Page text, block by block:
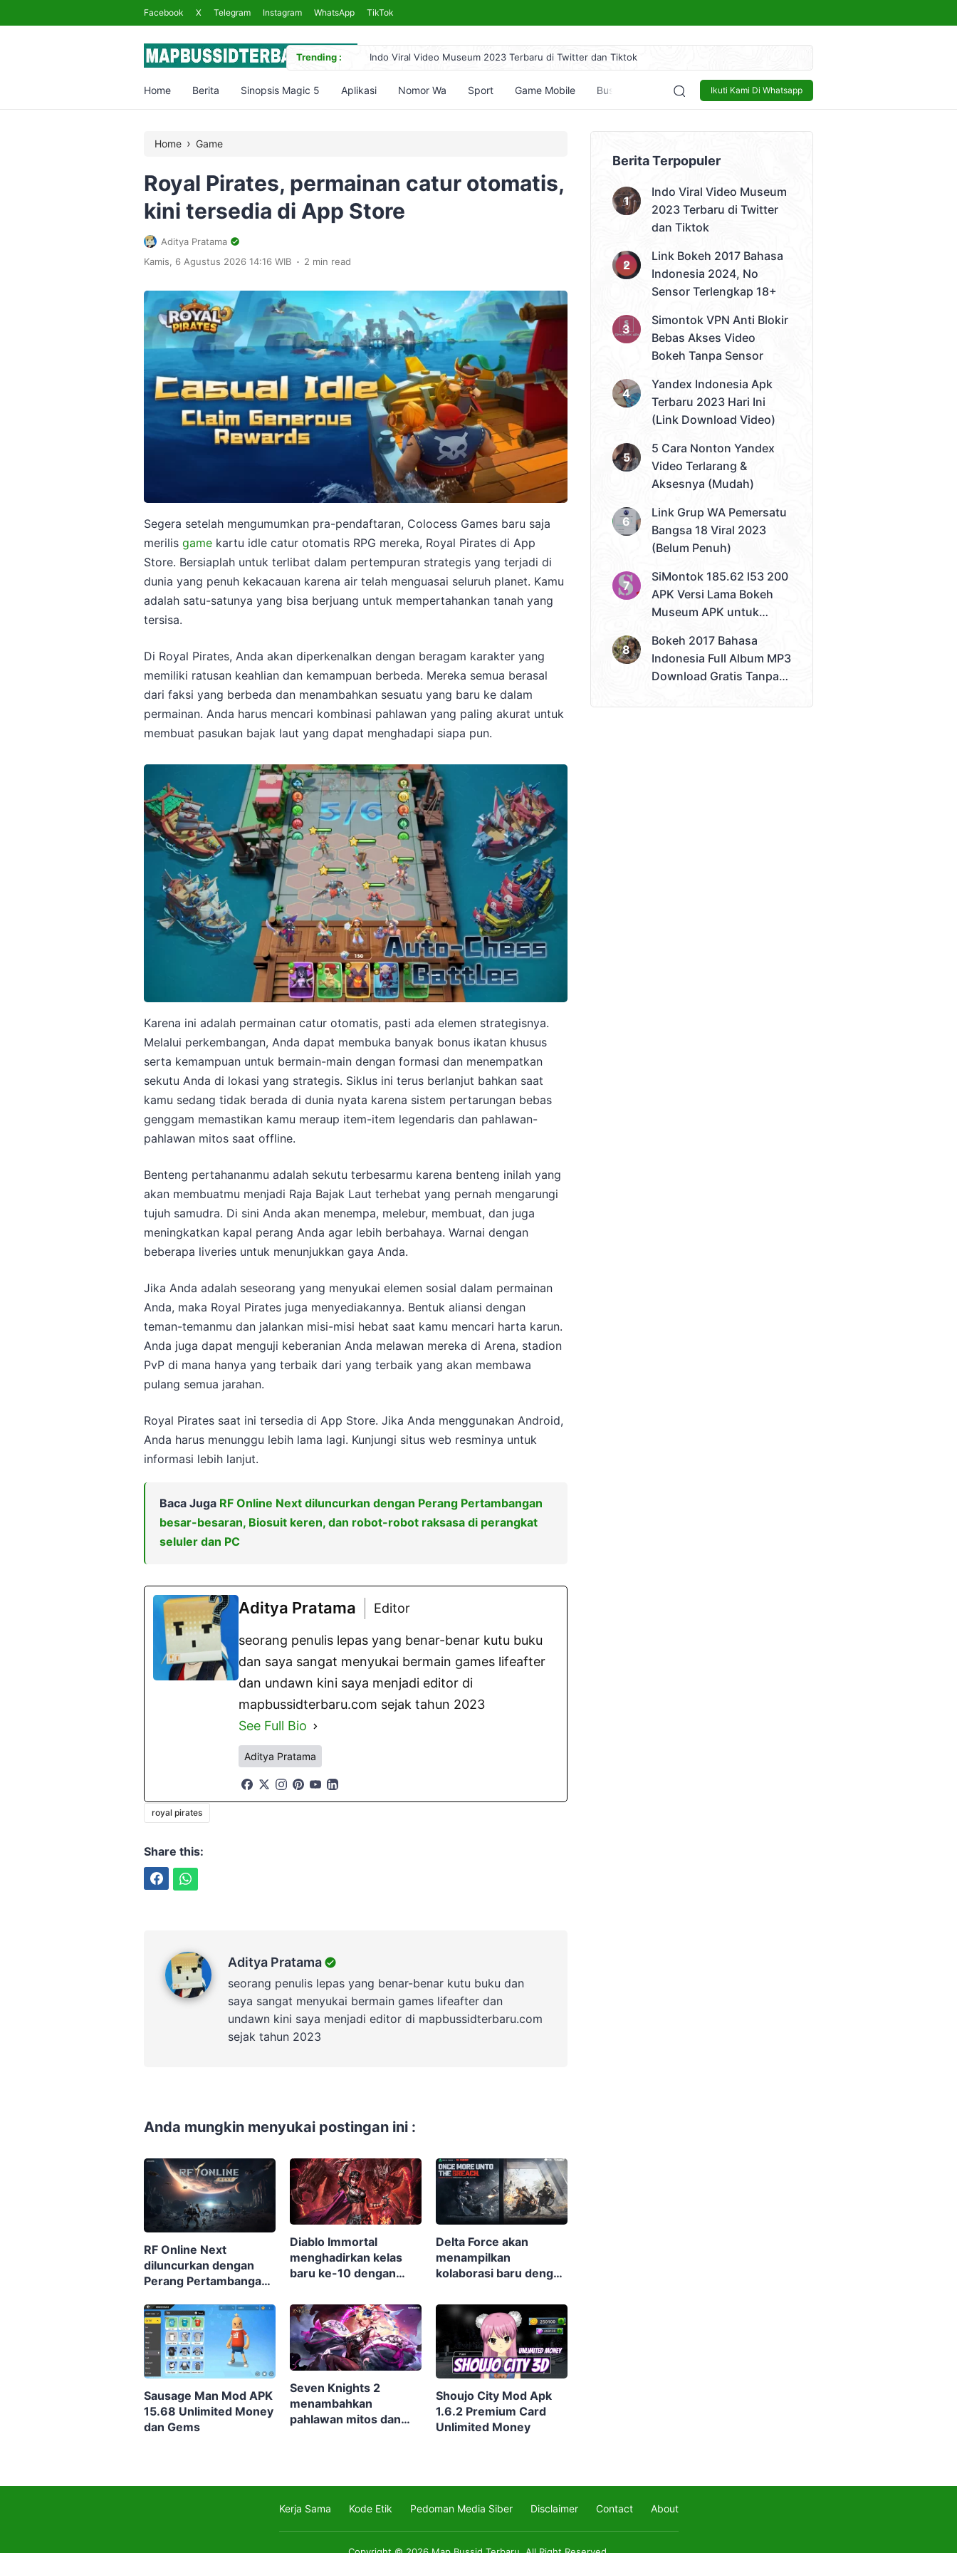
Facebook X Telegram Instagram WhatsApp TikTok
Trending :
Indo Viral Video Museum 2023 Terbaru di Twitter dan Tiktok
Link Bokeh 2017 Bahasa Indonesia 2024, No Sensor Terlengkap 18+
Simontok VPN Anti Blokir Bebas Akses Video Bokeh Tanpa Sensor
Ikuti Kami Di Whatsapp
Home Berita Sinopsis Magic 5 Aplikasi Nomor Wa Sport Game Mobile Bussid Bisnis Lowongan Kerja Tech and Gadget
Home › Game
Royal Pirates, permainan catur otomatis,
kini tersedia di App Store
Aditya Pratama
Kamis, 6 Agustus 2026 14:16 WIB . 2 min read
Segera setelah mengumumkan pra-pendaftaran, Colocess Games baru saja
merilis game kartu idle catur otomatis RPG mereka, Royal Pirates di App
Store. Bersiaplah untuk terlibat dalam pertempuran strategis yang terjadi di
dunia yang penuh kekacauan karena air telah menguasai seluruh planet. Kamu
adalah satu-satunya yang bisa berjuang untuk mempertahankan tanah yang
tersisa.
Di Royal Pirates, Anda akan diperkenalkan dengan beragam karakter yang
memiliki ratusan keahlian dan kemampuan berbeda. Mereka semua berasal
dari faksi yang berbeda dan menambahkan sesuatu yang baru ke dalam
permainan. Anda harus mencari kombinasi pahlawan yang paling akurat untuk
membuat pasukan bajak laut yang dapat menghadapi siapa pun.
Karena ini adalah permainan catur otomatis, pasti ada elemen strategisnya.
Melalui perkembangan, Anda dapat membuka banyak bonus ikatan khusus
serta kemampuan untuk bermain-main dengan formasi dan menempatkan
sekutu Anda di lokasi yang strategis. Siklus ini terus berlanjut bahkan saat
kamu sedang tidak berada di dunia nyata karena sistem pertarungan bebas
genggam memastikan kamu meraup item-item legendaris dan pahlawan-
pahlawan mitos saat offline.
Benteng pertahananmu adalah sekutu terbesarmu karena benteng inilah yang
akan membuatmu menjadi Raja Bajak Laut terhebat yang pernah mengarungi
tujuh samudra. Di sini Anda akan menempa, melebur, membuat, dan juga
meningkatkan kapal perang Anda agar lebih berbahaya. Warnai dengan
beberapa liveries untuk menunjukkan gaya Anda.
Jika Anda adalah seseorang yang menyukai elemen sosial dalam permainan
Anda, maka Royal Pirates juga menyediakannya. Bentuk aliansi dengan
teman-temanmu dan jalankan misi-misi hebat saat kamu mencari harta karun.
Anda juga dapat menguji keberanian Anda melawan mereka di Arena, stadion
PvP di mana hanya yang terbaik dari yang terbaik yang akan membawa
pulang semua jarahan.
Royal Pirates saat ini tersedia di App Store. Jika Anda menggunakan Android,
Anda harus menunggu lebih lama lagi. Kunjungi situs web resminya untuk
informasi lebih lanjut.
Baca Juga RF Online Next diluncurkan dengan Perang Pertambangan
besar-besaran, Biosuit keren, dan robot-robot raksasa di perangkat
seluler dan PC
Aditya Pratama Editor
seorang penulis lepas yang benar-benar kutu buku
dan saya sangat menyukai bermain games lifeafter
dan undawn kini saya menjadi editor di
mapbussidterbaru.com sejak tahun 2023
See Full Bio
Aditya Pratama
royal pirates
Share this:
Aditya Pratama
seorang penulis lepas yang benar-benar kutu buku dan
saya sangat menyukai bermain games lifeafter dan
undawn kini saya menjadi editor di mapbussidterbaru.com
sejak tahun 2023
Anda mungkin menyukai postingan ini :
RF Online Next
diluncurkan dengan
Perang Pertambangan
keren, dan robot-robot
raksasa di perangkat
seluler dan PC
Diablo Immortal
menghadirkan kelas
baru ke-10 dengan
Delta Force akan
menampilkan
kolaborasi baru dengan
musim terbaru
Sausage Man Mod APK
15.68 Unlimited Money
dan Gems
Seven Knights 2
menambahkan
pahlawan mitos dan
Shoujo City Mod Apk
1.6.2 Premium Card
Unlimited Money
Berita Terpopuler
Indo Viral Video Museum
2023 Terbaru di Twitter
dan Tiktok
Link Bokeh 2017 Bahasa
Indonesia 2024, No
Sensor Terlengkap 18+
Simontok VPN Anti Blokir
Bebas Akses Video
Bokeh Tanpa Sensor
Yandex Indonesia Apk
Terbaru 2023 Hari Ini
(Link Download Video)
5 Cara Nonton Yandex
Video Terlarang &
Aksesnya (Mudah)
Link Grup WA Pemersatu
Bangsa 18 Viral 2023
(Belum Penuh)
SiMontok 185.62 l53 200
APK Versi Lama Bokeh
Museum APK untuk
Bokeh Tanpa Batas
Bokeh 2017 Bahasa
Indonesia Full Album MP3
Download Gratis Tanpa
Kerja Sama Kode Etik Pedoman Media Siber Disclaimer Contact About